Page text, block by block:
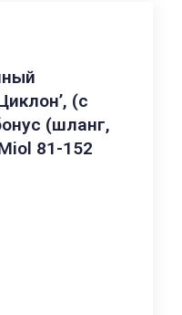
(с
(шланг,
81-152